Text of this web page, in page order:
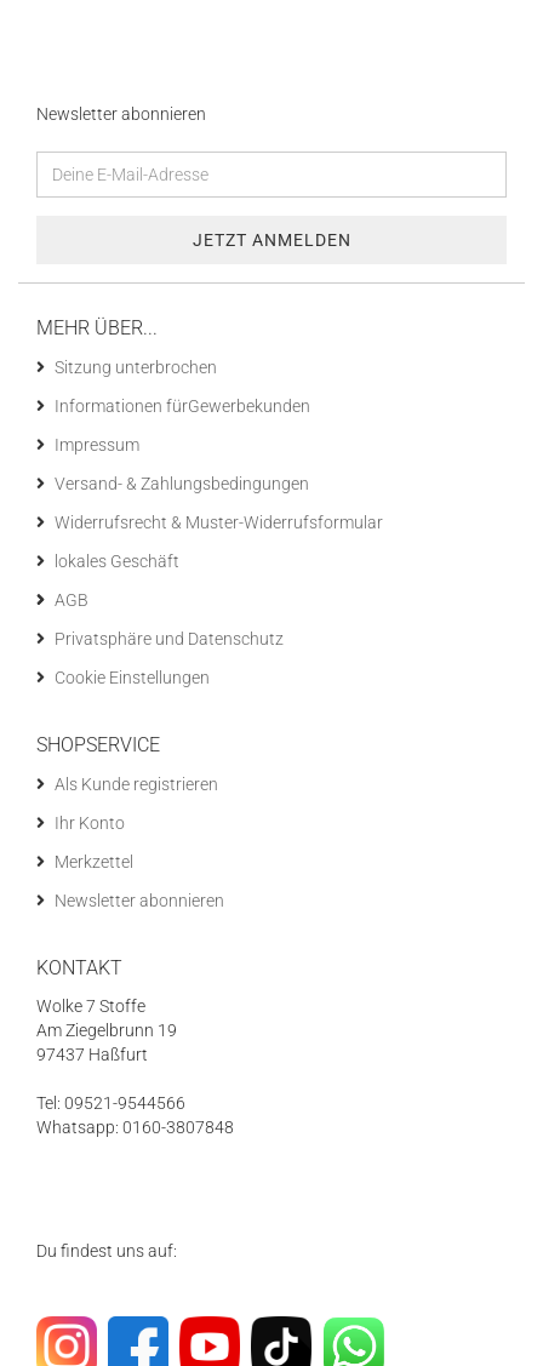
Newsletter abonnieren
MEHR ÜBER...
Sitzung unterbrochen
Informationen fürGewerbekunden
Impressum
Versand- & Zahlungsbedingungen
Widerrufsrecht & Muster-Widerrufsformular
lokales Geschäft
AGB
Privatsphäre und Datenschutz
Cookie Einstellungen
SHOPSERVICE
Als Kunde registrieren
Ihr Konto
Merkzettel
Newsletter abonnieren
KONTAKT
Wolke 7 Stoffe
Am Ziegelbrunn 19
97437 Haßfurt
Tel: 09521-9544566
Whatsapp: 0160-3807848
Du findest uns auf: